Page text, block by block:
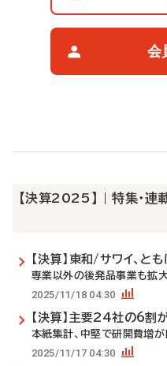
会
【決算2025】 | 特集・連
【決算】東和/サワイ、と
専業以外の後発品事業も拡
2025/11/18 04:30
【決算】主要24社の6割
本紙集計、中堅で研開費増が
2025/11/17 04:30